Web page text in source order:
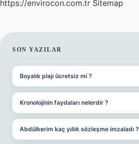
https://envirocon.com.tr Sitemap
SIDEBAR
SON YAZILAR
Boyalık plajı ücretsiz mi ?
Kronolojinin faydaları nelerdir ?
Abdülkerim kaç yıllık sözleşme imzaladı ?